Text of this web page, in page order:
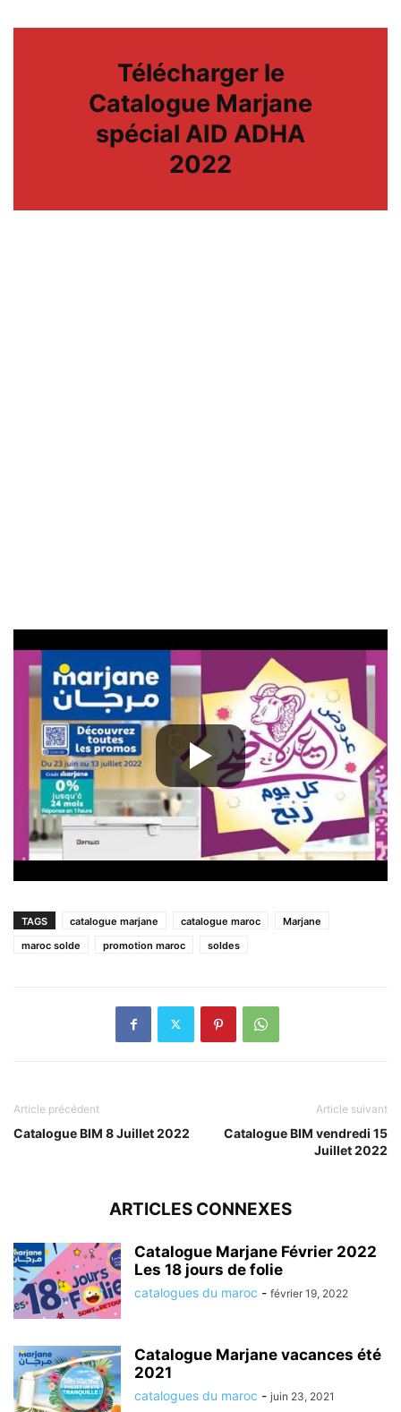
Télécharger le
Catalogue Marjane
spécial AID ADHA
2022
TAGS catalogue marjane catalogue maroc
Marjane
maroc solde
promotion maroc soldes
Article précédent
Catalogue BIM 8 Juillet 2022
Article suivant
Catalogue BIM vendredi 15
Juillet 2022
ARTICLES CONNEXES
Catalogue Marjane Février 2022
Les 18 jours de folie
catalogues du maroc - février 19, 2022
Catalogue Marjane vacances été
2021
catalogues du maroc - juin 23, 2021